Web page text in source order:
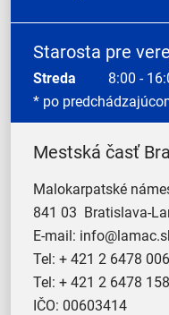
Starosta pre
Streda 8:00 -
* po
Mestská časť
Malokarpatské
841 03 Bratislava-
E-mail:
Tel: + 421 2 6478
Tel: + 421 2 6478
IČO: 00603414